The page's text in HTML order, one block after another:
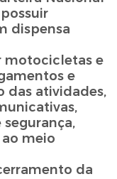
dispensa
motocicletas e
e
das atividades,
meio
da